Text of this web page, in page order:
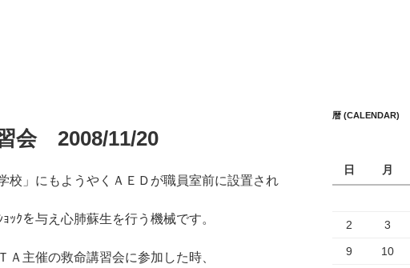
会 2008/11/20
校」にもようやくＡＥＤが職員室前に設置され
ｯｸを与え心肺蘇生を行う機械です。
Ａ主催の救命講習会に参加した時、
暦 (CALENDAR)
日
月
2 3
9 10